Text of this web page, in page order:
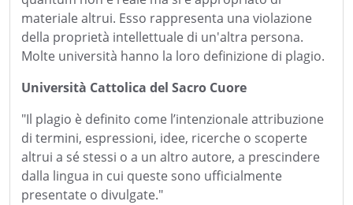
materiale altrui. Esso rappresenta una violazione
della proprietà intellettuale di un'altra persona.
Molte università hanno la loro definizione di plagio.
Università Cattolica del Sacro Cuore
"Il plagio è definito come l’intenzionale attribuzione
di termini, espressioni, idee, ricerche o scoperte
altrui a sé stessi o a un altro autore, a prescindere
dalla lingua in cui queste sono ufficialmente
presentate o divulgate."